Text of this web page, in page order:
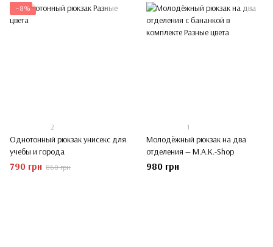
−8%
2
Однотонный рюкзак унисекс для
учебы и города
790 грн 860 грн
1
Молодёжный рюкзак на два
отделения — M.A.K.-Shop
980 грн